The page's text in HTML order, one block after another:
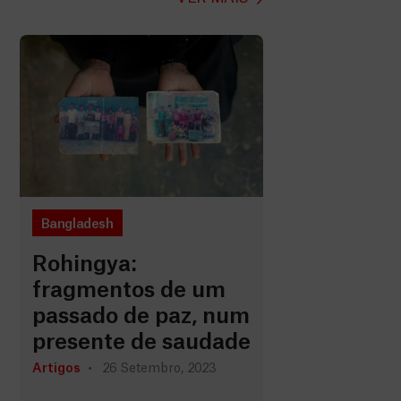
Bangladesh
Rohingya:
fragmentos de um
passado de paz, num
presente de saudade
Artigos 26 Setembro, 2023